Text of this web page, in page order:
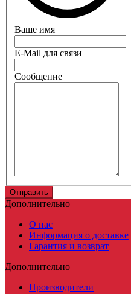
Ваше имя
E-Mail для связи
Сообщение
Дополнительно
О нас
Информация о доставке
Гарантия и возврат
Дополнительно
Производители